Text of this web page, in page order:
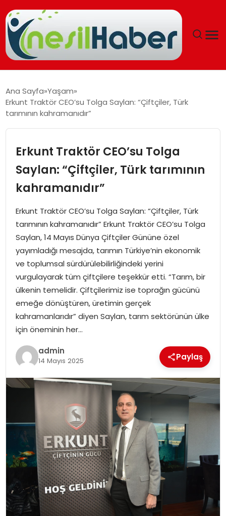
GÜNCEL
SOSYAL HABER
SPOR
EKONOMI
MAGAZIN
TEKNOLOJI
Ana Sayfa Yaşam
Erkunt Traktör CEO’su Tolga Saylan: “Çiftçiler, Türk
tarımının kahramanıdır”
Erkunt Traktör CEO’su Tolga
Saylan: “Çiftçiler, Türk tarımının
kahramanıdır”
Erkunt Traktör CEO’su Tolga Saylan: “Çiftçiler, Türk
tarımının kahramanıdır” Erkunt Traktör CEO’su Tolga
Saylan, 14 Mayıs Dünya Çiftçiler Gününe özel
yayımladığı mesajda, tarımın Türkiye’nin ekonomik
ve toplumsal sürdürülebilirliğindeki yerini
vurgulayarak tüm çiftçilere teşekkür etti. “Tarım, bir
ülkenin temelidir. Çiftçilerimiz ise toprağın gücünü
emeğe dönüştüren, üretimin gerçek
kahramanlarıdır” diyen Saylan, tarım sektörünün ülke
için öneminin her…
admin
14 Mayıs 2025 Paylaş